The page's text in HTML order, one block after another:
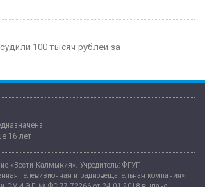
100 тысяч рублей за
16 лет
«Вести Калмыкия». Учредитель: ФГУП
телевизионная и радиовещательная компания».